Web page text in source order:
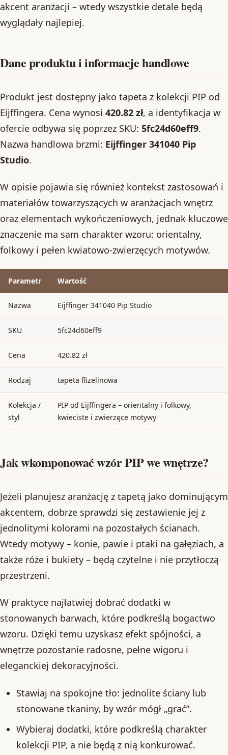
akcent aranżacji – wtedy wszystkie detale będą
wyglądały najlepiej.
Dane produktu i informacje handlowe
Produkt jest dostępny jako tapeta z kolekcji PIP od
Eijffingera. Cena wynosi 420.82 zł, a identyfikacja w
ofercie odbywa się poprzez SKU: 5fc24d60eff9.
Nazwa handlowa brzmi: Eijffinger 341040 Pip
Studio.
W opisie pojawia się również kontekst zastosowań i
materiałów towarzyszących w aranżacjach wnętrz
oraz elementach wykończeniowych, jednak kluczowe
znaczenie ma sam charakter wzoru: orientalny,
folkowy i pełen kwiatowo-zwierzęcych motywów.
Parametr Wartość
Nazwa Eijffinger 341040 Pip Studio
SKU 5fc24d60eff9
Cena 420.82 zł
Rodzaj tapeta flizelinowa
Kolekcja /
styl
PIP od Eijffingera – orientalny i folkowy,
kwieciste i zwierzęce motywy
Jak wkomponować wzór PIP we wnętrze?
Jeżeli planujesz aranżację z tapetą jako dominującym
akcentem, dobrze sprawdzi się zestawienie jej z
jednolitymi kolorami na pozostałych ścianach.
Wtedy motywy – konie, pawie i ptaki na gałęziach, a
także róże i bukiety – będą czytelne i nie przytłoczą
przestrzeni.
W praktyce najłatwiej dobrać dodatki w
stonowanych barwach, które podkreślą bogactwo
wzoru. Dzięki temu uzyskasz efekt spójności, a
wnętrze pozostanie radosne, pełne wigoru i
eleganckiej dekoracyjności.
Stawiaj na spokojne tło: jednolite ściany lub
stonowane tkaniny, by wzór mógł „grać”.
Wybieraj dodatki, które podkreślą charakter
kolekcji PIP, a nie będą z nią konkurować.